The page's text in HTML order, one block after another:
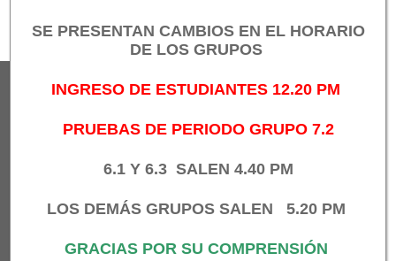
entradas
SOBRE NOSOTROS
oficial, ubicada en la comuna ocho del
municipios de Medellín (Antioquia-Colombia)
Atendemos cerca de 1400 estudiantes en tres
SE PRESENTAN CAMBIOS EN EL HORARIO
DE LOS GRUPOS
INGRESO DE ESTUDIANTES 12.20 PM
PRUEBAS DE PERIODO GRUPO 7.2
6.1 Y 6.3 SALEN 4.40 PM
LOS DEMÁS GRUPOS SALEN 5.20 PM
GRACIAS POR SU COMPRENSIÓN